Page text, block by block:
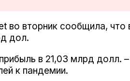
во вторник сообщила, что
дол.
в 21,03 млрд долл. –
к пандемии.